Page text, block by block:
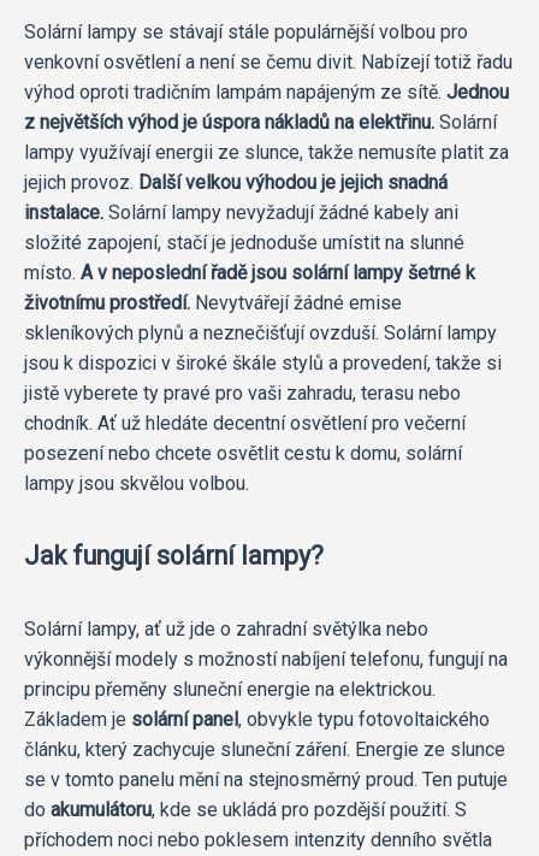
Solární lampy se stávají stále populárnější volbou pro
venkovní osvětlení a není se čemu divit. Nabízejí totiž řadu
výhod oproti tradičním lampám napájeným ze sítě. Jednou
z největších výhod je úspora nákladů na elektřinu. Solární
lampy využívají energii ze slunce, takže nemusíte platit za
jejich provoz. Další velkou výhodou je jejich snadná
instalace. Solární lampy nevyžadují žádné kabely ani
složité zapojení, stačí je jednoduše umístit na slunné
místo. A v neposlední řadě jsou solární lampy šetrné k
životnímu prostředí. Nevytvářejí žádné emise
skleníkových plynů a neznečišťují ovzduší. Solární lampy
jsou k dispozici v široké škále stylů a provedení, takže si
jistě vyberete ty pravé pro vaši zahradu, terasu nebo
chodník. Ať už hledáte decentní osvětlení pro večerní
posezení nebo chcete osvětlit cestu k domu, solární
lampy jsou skvělou volbou.
Jak fungují solární lampy?
Solární lampy, ať už jde o zahradní světýlka nebo
výkonnější modely s možností nabíjení telefonu, fungují na
principu přeměny sluneční energie na elektrickou.
Základem je solární panel, obvykle typu fotovoltaického
článku, který zachycuje sluneční záření. Energie ze slunce
se v tomto panelu mění na stejnosměrný proud. Ten putuje
do akumulátoru, kde se ukládá pro pozdější použití. S
příchodem noci nebo poklesem intenzity denního světla